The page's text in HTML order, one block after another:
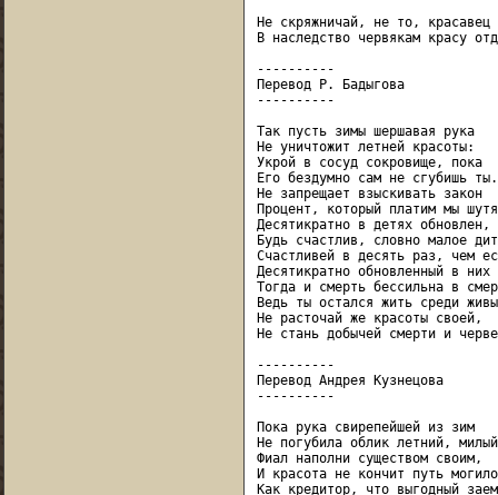
Не скряжничай, не то, красавец
В наследство червякам красу
----------
Перевод Р. Бадыгова
----------
Так пусть зимы шершавая рука
Не уничтожит летней красоты:
Укрой в сосуд сокровище, пока
Его бездумно сам не сгубишь ты.
Не запрещает взыскивать закон
Процент, который платим мы
Десятикратно в детях обновлен,
Будь счастлив, словно малое
Счастливей в десять раз, чем
Десятикратно обновленный в
Тогда и смерть бессильна в
Ведь ты остался жить среди
Не расточай же красоты своей,
Не стань добычей смерти и
----------
Перевод Андрея Кузнецова
----------
Пока рука свирепейшей из зим
Не погубила облик летний,
Фиал наполни существом своим,
И красота не кончит путь
Как кредитор, что выгодный заем